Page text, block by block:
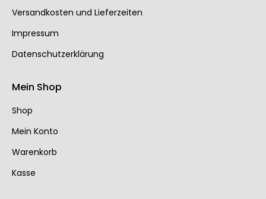
Ver­sand­kos­ten und Lie­fer­zei­ten
Impressum
Datenschutzerklärung
Mein Shop
Shop
Mein Konto
Warenkorb
Kasse